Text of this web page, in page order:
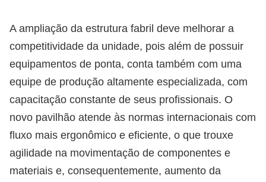
A ampliação da estrutura fabril deve melhorar a
competitividade da unidade, pois além de possuir
equipamentos de ponta, conta também com uma
equipe de produção altamente especializada, com
capacitação constante de seus profissionais. O
novo pavilhão atende às normas internacionais com
fluxo mais ergonômico e eficiente, o que trouxe
agilidade na movimentação de componentes e
materiais e, consequentemente, aumento da